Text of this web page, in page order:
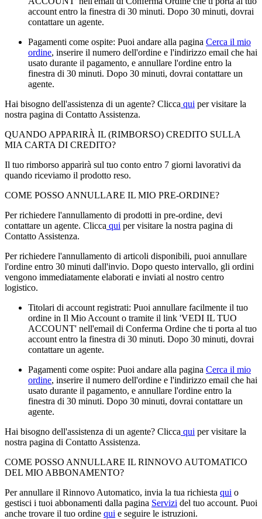
account entro la finestra di 30 minuti. Dopo 30 minuti, dovrai
contattare un agente.
Pagamenti come ospite: Puoi andare alla pagina Cerca il mio
ordine, inserire il numero dell'ordine e l'indirizzo email che hai
usato durante il pagamento, e annullare l'ordine entro la
finestra di 30 minuti. Dopo 30 minuti, dovrai contattare un
agente.
Hai bisogno dell'assistenza di un agente? Clicca qui per visitare la
nostra pagina di Contatto Assistenza.
QUANDO APPARIRÀ IL (RIMBORSO) CREDITO SULLA
MIA CARTA DI CREDITO?
Il tuo rimborso apparirà sul tuo conto entro 7 giorni lavorativi da
quando riceviamo il prodotto reso.
COME POSSO ANNULLARE IL MIO PRE-ORDINE?
Per richiedere l'annullamento di prodotti in pre-ordine, devi
contattare un agente. Clicca qui per visitare la nostra pagina di
Contatto Assistenza.
Per richiedere l'annullamento di articoli disponibili, puoi annullare
l'ordine entro 30 minuti dall'invio. Dopo questo intervallo, gli ordini
vengono immediatamente elaborati e inviati al nostro centro
logistico.
Titolari di account registrati: Puoi annullare facilmente il tuo
ordine in Il Mio Account o tramite il link 'VEDI IL TUO
ACCOUNT' nell'email di Conferma Ordine che ti porta al tuo
account entro la finestra di 30 minuti. Dopo 30 minuti, dovrai
contattare un agente.
Pagamenti come ospite: Puoi andare alla pagina Cerca il mio
ordine, inserire il numero dell'ordine e l'indirizzo email che hai
usato durante il pagamento, e annullare l'ordine entro la
finestra di 30 minuti. Dopo 30 minuti, dovrai contattare un
agente.
Hai bisogno dell'assistenza di un agente? Clicca qui per visitare la
nostra pagina di Contatto Assistenza.
COME POSSO ANNULLARE IL RINNOVO AUTOMATICO
DEL MIO ABBONAMENTO?
Per annullare il Rinnovo Automatico, invia la tua richiesta qui o
gestisci i tuoi abbonamenti dalla pagina Servizi del tuo account. Puoi
anche trovare il tuo ordine qui e seguire le istruzioni.